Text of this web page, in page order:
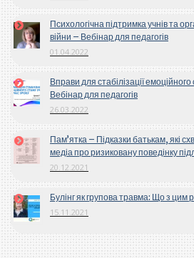
Психологічна підтримка учнів та
війни – Вебінар для педагогів
01.04.2022
Вправи для стабілізації емоційного
Вебінар для педагогів
26.03.2022
Пам’ятка – Підказки батькам, які
медіа про ризиковану поведінку
20.12.2021
Булінг як групова травма: Що з цим
15.11.2021